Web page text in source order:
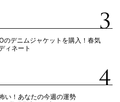
のデニムジャケットを購入！春気
ィネート
い！あなたの今週の運勢